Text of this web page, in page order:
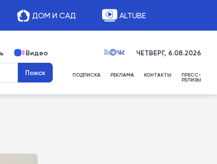
ДОМ И САД ALTUBE
Видео ЧЕТВЕРГ, 6.08.2026
ПОДПИСКА РЕКЛАМА КОНТАКТЫ ПРЕСС-
РЕЛИЗЫ